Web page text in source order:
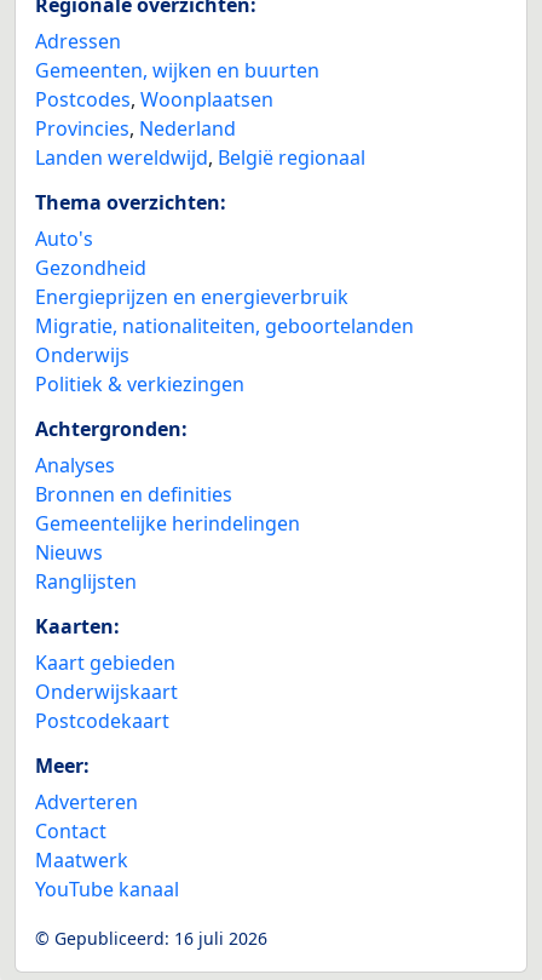
Adressen
Gemeenten, wijken en buurten
Postcodes, Woonplaatsen
Provincies, Nederland
Landen wereldwijd, België regionaal
Thema overzichten:
Auto's
Gezondheid
Energieprijzen en energieverbruik
Migratie, nationaliteiten, geboortelanden
Onderwijs
Politiek & verkiezingen
Achtergronden:
Analyses
Bronnen en definities
Gemeentelijke herindelingen
Nieuws
Ranglijsten
Kaarten:
Kaart gebieden
Onderwijskaart
Postcodekaart
Meer:
Adverteren
Contact
Maatwerk
YouTube kanaal
© Gepubliceerd: 16 juli 2026